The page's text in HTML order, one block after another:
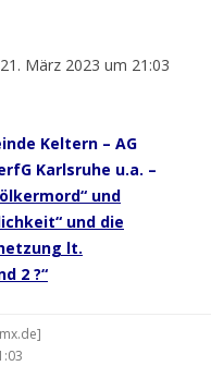
März 2023 um 21:03
Keltern – AG
Karlsruhe u.a. –
und
und die
lt.
2 ?“